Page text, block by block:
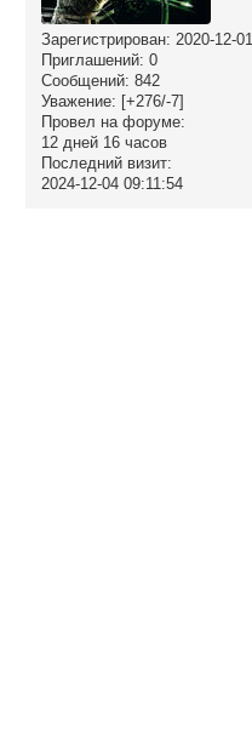
Зарегистрирован: 2020-12-01
Приглашений: 0
Сообщений: 842
Уважение: [+276/-7]
Провел на форуме:
12 дней 16 часов
Последний визит:
2024-12-04 09:11:54